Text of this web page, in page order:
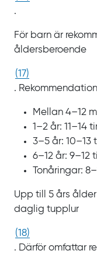
.
För barn är
åldersberoende
(17)
.
Mellan 4‍–‍12
1‍–‍2 år: 11‍‍–‍14
3‍–‍5 år: 10‍‍–‍13
6‍–‍12 år: 9‍‍–‍12
Tonåringar:
Upp till 5 års
daglig tupplur
(18)
. Därför omfattar